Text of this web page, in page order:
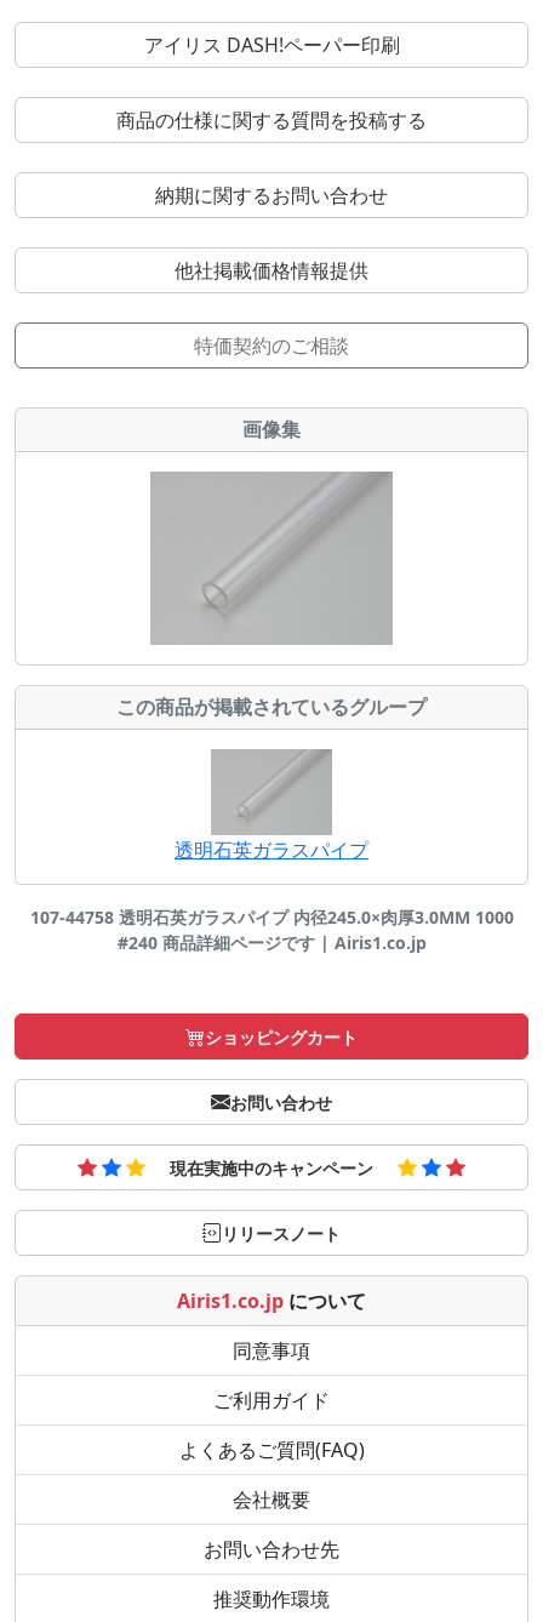
アイリス DASH!ペーパー印刷
商品の仕様に関する質問を投稿する
納期に関するお問い合わせ
他社掲載価格情報提供
特価契約のご相談
画像集
この商品が掲載されているグループ
透明石英ガラスパイプ
107-44758 透明石英ガラスパイプ 内径245.0×肉厚3.0MM 1000
#240 商品詳細ページです | Airis1.co.jp
ショッピングカート
お問い合わせ
現在実施中のキャンペーン
リリースノート
Airis1.co.jp について
同意事項
ご利用ガイド
よくあるご質問(FAQ)
会社概要
お問い合わせ先
推奨動作環境